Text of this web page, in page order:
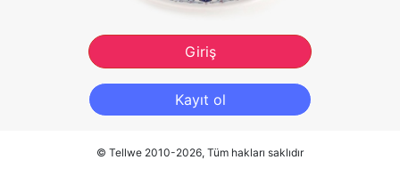
Giriş
Kayıt ol
© Tellwe 2010-2026, Tüm hakları saklıdır